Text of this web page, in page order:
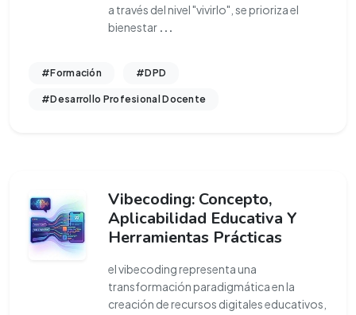
a través del nivel "vivirlo", se prioriza el
bienestar ...
#Formación #DPD
#Desarrollo Profesional Docente
Vibecoding: Concepto,
Aplicabilidad Educativa Y
Herramientas Prácticas
el vibecoding representa una
transformación paradigmática en la
creación de recursos digitales educativos,